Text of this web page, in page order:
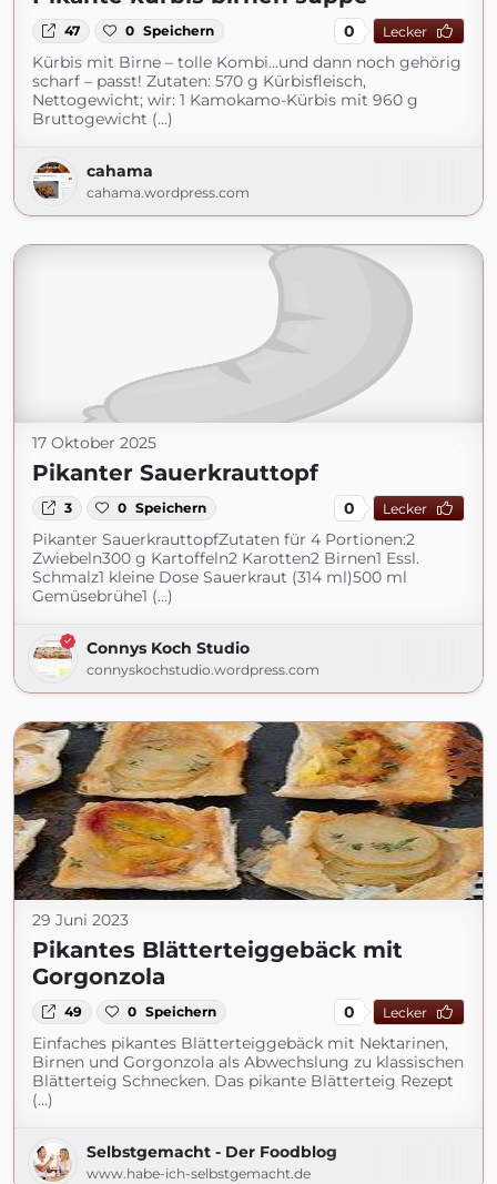
47 0 Speichern 0 Lecker
Kürbis mit Birne – tolle Kombi…und dann noch gehörig
scharf – passt! Zutaten: 570 g Kürbisfleisch,
Nettogewicht; wir: 1 Kamokamo-Kürbis mit 960 g
Bruttogewicht (...)
cahama
cahama.wordpress.com
17 Oktober 2025
Pikanter Sauerkrauttopf
3 0 Speichern 0 Lecker
Pikanter SauerkrauttopfZutaten für 4 Portionen:2
Zwiebeln300 g Kartoffeln2 Karotten2 Birnen1 Essl.
Schmalz1 kleine Dose Sauerkraut (314 ml)500 ml
Gemüsebrühe1 (...)
Connys Koch Studio
connyskochstudio.wordpress.com
29 Juni 2023
Pikantes Blätterteiggebäck mit
Gorgonzola
49 0 Speichern 0 Lecker
Einfaches pikantes Blätterteiggebäck mit Nektarinen,
Birnen und Gorgonzola als Abwechslung zu klassischen
Blätterteig Schnecken. Das pikante Blätterteig Rezept
(...)
Selbstgemacht - Der Foodblog
www.habe-ich-selbstgemacht.de